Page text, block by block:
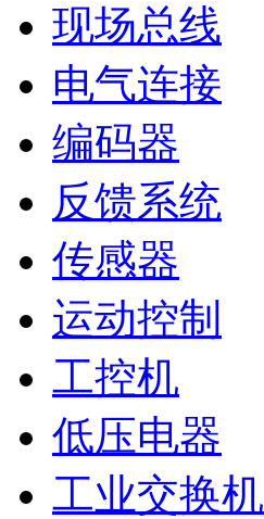
现场总线
电气连接
编码器
反馈系统
传感器
运动控制
工控机
低压电器
工业交换机